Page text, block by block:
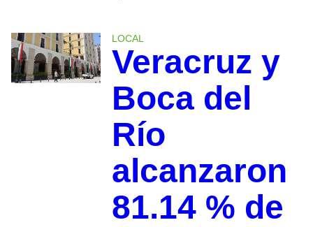
LOCAL
Veracruz y
Boca del
Río
alcanzaron
81.14 % de